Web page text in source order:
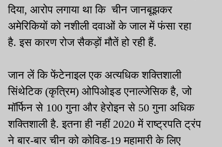
दिया, आरोप लगाया था कि चीन जानबूझकर
अमेरिकियों को नशीली दवाओं के जाल में फंसा रहा
है. इस कारण रोज सैकड़ों मौतें हो रही हैं.
जान लें कि फेंटेनाइल एक अत्यधिक शक्तिशाली
सिंथेटिक (कृत्रिम) ओपिओइड एनाल्जेसिक है, जो
मॉर्फिन से 100 गुना और हेरोइन से 50 गुना अधिक
शक्तिशाली है. इतना ही नहीं 2020 में राष्ट्रपति ट्रंप
ने बार-बार चीन को कोविड-19 महामारी के लिए